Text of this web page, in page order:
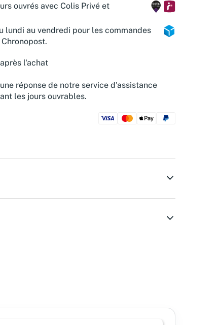
ouvrés avec Colis Privé et
lundi au vendredi pour les commandes
l'achat
réponse de notre service d'assistance
les jours ouvrables.